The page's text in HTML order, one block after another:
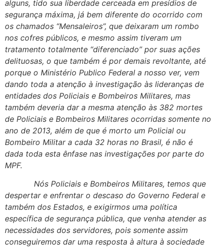
alguns, tido sua liberdade cerceada em presídios de
segurança máxima, já bem diferente do ocorrido com
os chamados “Mensaleiros”, que deixaram um rombo
nos cofres públicos, e mesmo assim tiveram um
tratamento totalmente “diferenciado” por suas ações
delituosas, o que também é por demais revoltante, até
porque o Ministério Publico Federal a nosso ver, vem
dando toda a atenção à investigação às lideranças de
entidades dos Policiais e Bombeiros Militares, mas
também deveria dar a mesma atenção às 382 mortes
de Policiais e Bombeiros Militares ocorridas somente no
ano de 2013, além de que é morto um Policial ou
Bombeiro Militar a cada 32 horas no Brasil, é não é
dada toda esta ênfase nas investigações por parte do
MPF.
Nós Policiais e Bombeiros Militares, temos que
despertar e enfrentar o descaso do Governo Federal e
também dos Estados, e exigirmos uma política
específica de segurança pública, que venha atender as
necessidades dos servidores, pois somente assim
conseguiremos dar uma resposta à altura à sociedade